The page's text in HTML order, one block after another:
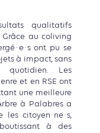
qualitatifs
au coliving
ont pu se
à impact, sans
quotidien. Les
et en RSE ont
une meilleure
à Palabres a
citoyen·ne·s,
à des